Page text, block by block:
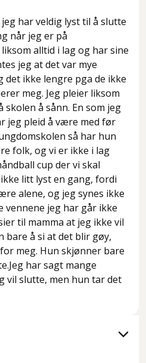
har veldig lyst til å slutte
når jeg er på
alltid i lag og har sine
jeg at det var mye
det ikke lengre pga de ikke
meg. Jeg pleier liksom
skolen å sånn. En som jeg
jeg pleid å være med før
så har hun
folk, og vi er ikke i lag
cup der vi skal
litt lyst en gang, fordi
alene, og jeg synes ikke
vennene jeg har går ikke
til mamma at jeg ikke vil
bare å si at det blir gøy,
meg. Hun skjønner bare
har sagt mange
vil slutte, men hun tar det